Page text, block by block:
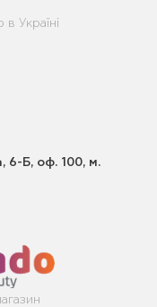
Україні
6-Б, оф. 100, м.